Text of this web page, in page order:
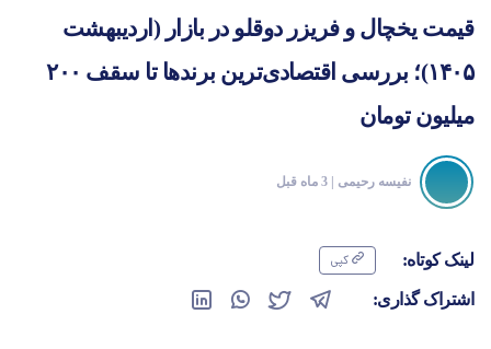
قیمت یخچال و فریزر دوقلو در بازار (اردیبهشت
۱۴۰۵)؛ بررسی اقتصادی‌ترین برندها تا سقف ۲۰۰
میلیون تومان
نفیسه رحیمی
لینک کوتاه: کپی
اشتراک گذاری: